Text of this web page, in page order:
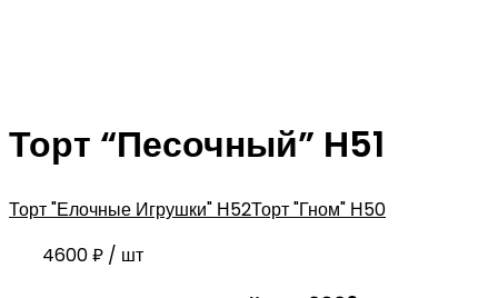
Торт “Песочный” Н51
Торт "Елочные Игрушки" Н52Торт "Гном" Н50
4600₽ / шт